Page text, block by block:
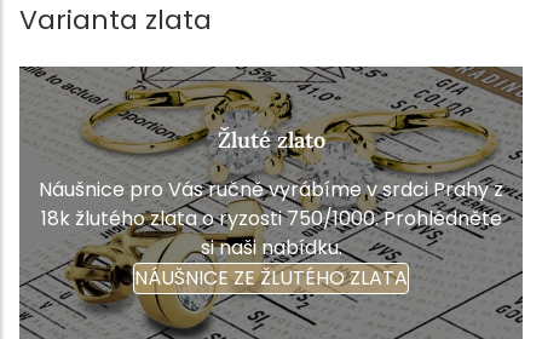
Varianta zlata
Žluté zlato
Náušnice pro Vás ručně vyrábíme v srdci Prahy z
18k žlutého zlata o ryzosti 750/1000. Prohlédněte
si naši nabídku.
NÁUŠNICE ZE ŽLUTÉHO ZLATA